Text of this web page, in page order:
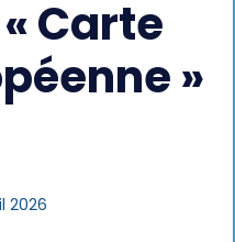
Carte
»
2026